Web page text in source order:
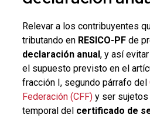
Relevar a los contribuyentes
tributando en RESICO-PFde
declaración anual, y así
el supuesto previsto en el
fracción I, segundo párrafo del
Federación (CFF)y ser sujetos
temporal del certificado de